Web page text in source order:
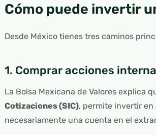
Cómo puede invertir
Desde México tienes tres caminos
1. Comprar acciones
La Bolsa Mexicana de Valores explica
Cotizaciones (SIC), permite invertir en
necesariamente una cuenta en el